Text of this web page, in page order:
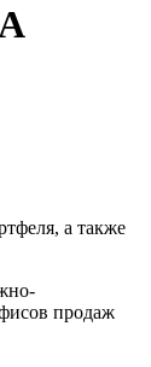
а также
продаж